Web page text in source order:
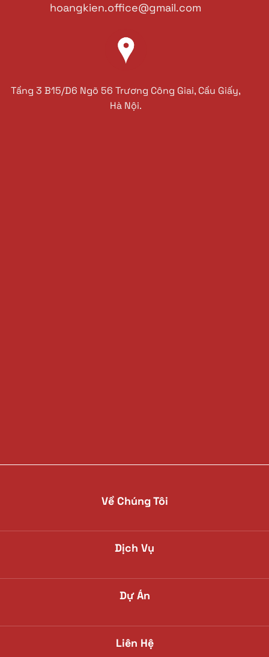
hoangkien.office@gmail.com
Tầng 3 B15/D6 Ngõ 56 Trương Công Giai, Cầu Giấy,
Hà Nội.
Về Chúng Tôi
Dịch Vụ
Dự Án
Liên Hệ